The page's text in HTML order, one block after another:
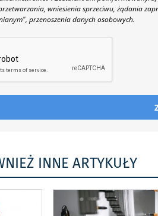
wniesienia sprzeciwu, żądania
przenoszenia danych osobowych.
INNE ARTYKUŁY